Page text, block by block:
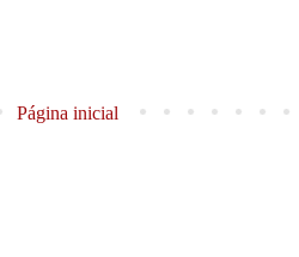
Página inicial